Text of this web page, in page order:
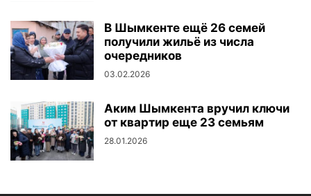
В Шымкенте ещё 26 семей
получили жильё из числа
очередников
03.02.2026
Аким Шымкента вручил ключи
от квартир еще 23 семьям
28.01.2026